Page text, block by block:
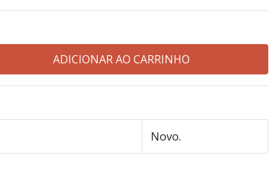
Novo.